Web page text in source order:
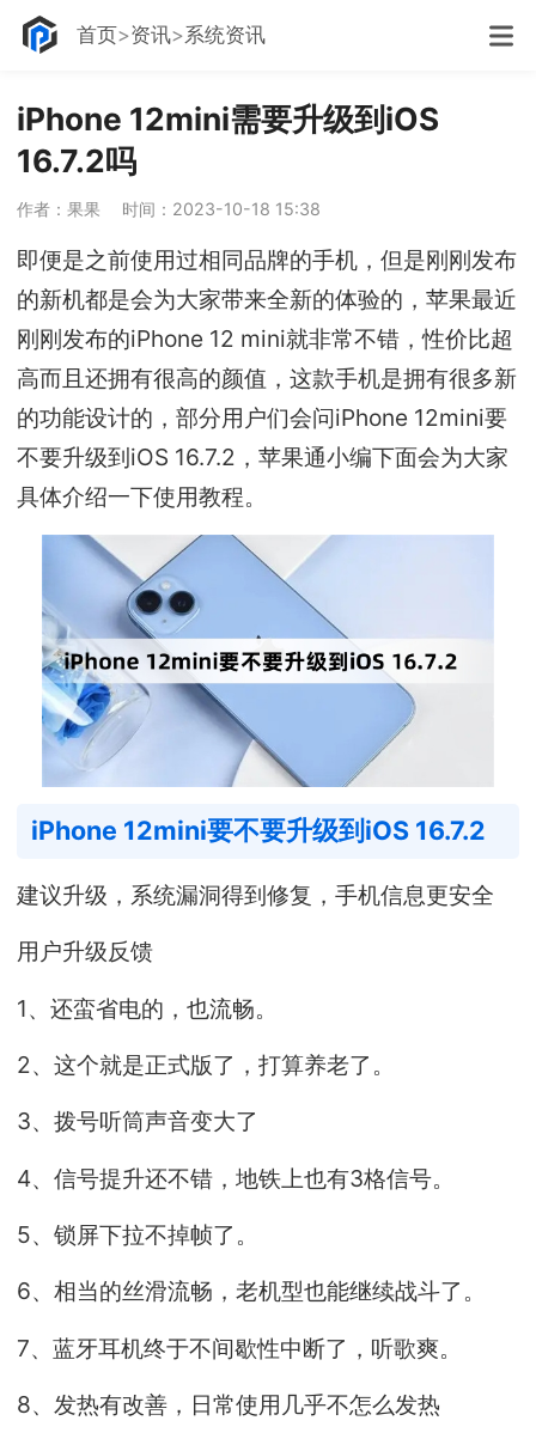
首页 资讯 系统资讯
iPhone 12mini需要升级到iOS
16.7.2吗
作者：果果 时间：2023-10-18 15:38
即便是之前使用过相同品牌的手机，但是刚刚发布
的新机都是会为大家带来全新的体验的，苹果最近
刚刚发布的iPhone 12 mini就非常不错，性价比超
高而且还拥有很高的颜值，这款手机是拥有很多新
的功能设计的，部分用户们会问iPhone 12mini要
不要升级到iOS 16.7.2，苹果通小编下面会为大家
具体介绍一下使用教程。
iPhone 12mini要不要升级到iOS 16.7.2
建议升级，系统漏洞得到修复，手机信息更安全
用户升级反馈
1、还蛮省电的，也流畅。
2、这个就是正式版了，打算养老了。
3、拨号听筒声音变大了
4、信号提升还不错，地铁上也有3格信号。
5、锁屏下拉不掉帧了。
6、相当的丝滑流畅，老机型也能继续战斗了。
7、蓝牙耳机终于不间歇性中断了，听歌爽。
8、发热有改善，日常使用几乎不怎么发热